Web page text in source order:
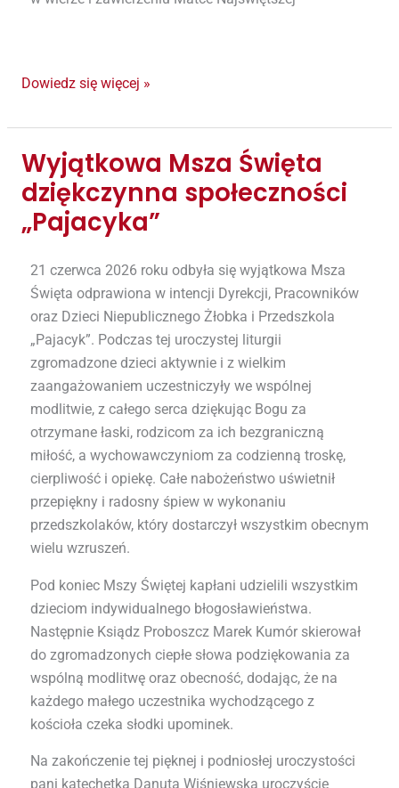
Dowiedz się więcej »
Wyjątkowa Msza Święta
dziękczynna społeczności
„Pajacyka”
21 czerwca 2026 roku odbyła się wyjątkowa Msza
Święta odprawiona w intencji Dyrekcji, Pracowników
oraz Dzieci Niepublicznego Żłobka i Przedszkola
„Pajacyk”. Podczas tej uroczystej liturgii
zgromadzone dzieci aktywnie i z wielkim
zaangażowaniem uczestniczyły we wspólnej
modlitwie, z całego serca dziękując Bogu za
otrzymane łaski, rodzicom za ich bezgraniczną
miłość, a wychowawczyniom za codzienną troskę,
cierpliwość i opiekę. Całe nabożeństwo uświetnił
przepiękny i radosny śpiew w wykonaniu
przedszkolaków, który dostarczył wszystkim obecnym
wielu wzruszeń.
Pod koniec Mszy Świętej kapłani udzielili wszystkim
dzieciom indywidualnego błogosławieństwa.
Następnie Ksiądz Proboszcz Marek Kumór skierował
do zgromadzonych ciepłe słowa podziękowania za
wspólną modlitwę oraz obecność, dodając, że na
każdego małego uczestnika wychodzącego z
kościoła czeka słodki upominek.
Na zakończenie tej pięknej i podniosłej uroczystości
pani katechetka Danuta Wiśniewska uroczyście
Wyjątkowa
Msza
Święta
dziękczynna
„Pajacyka”